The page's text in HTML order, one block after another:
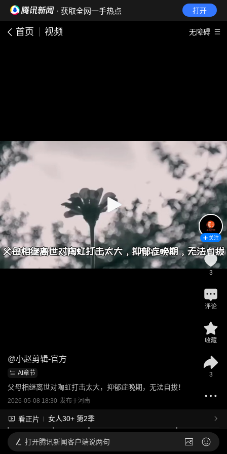
· 获取全网一手热点 打开
首页 视频 无障碍
@小赵剪辑-官方
AI章节
父母相继离世对陶虹打击太大，抑郁症晚期，无法自拔！
2026-05-08 18:30 发布于河南
看正片 女人30+ 第2季
关注
3
评论
收藏
3
打开腾讯新闻客户端说两句